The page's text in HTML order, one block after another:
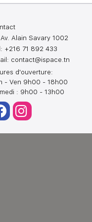
Alain Savary 1002
+216 71 892 433
contact@ispace.tn
d'ouverture:
- Ven 9h00 - 18h00
: 9h00 - 13h00